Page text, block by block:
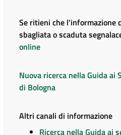
Se ritieni che l'informazione
sbagliata o scaduta
online
Nuova ricerca nella Guida ai
di Bologna
Altri canali di informazione
Ricerca nella Guida ai